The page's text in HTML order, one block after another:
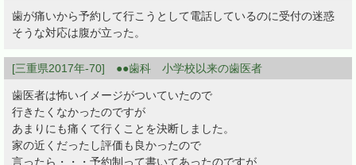
歯が痛いから予約して行こうとして電話しているのに受付の迷惑
そうな対応は腹が立った。
[三重県2017年-70] ●●歯科 小学校以来の歯医者
歯医者は怖いイメージがついていたので
行きたくなかったのですが
あまりにも痛くて行くことを決断しました。
家の近くだったし評価も良かったので
言ったら・・・予約制って書いてあったのですが